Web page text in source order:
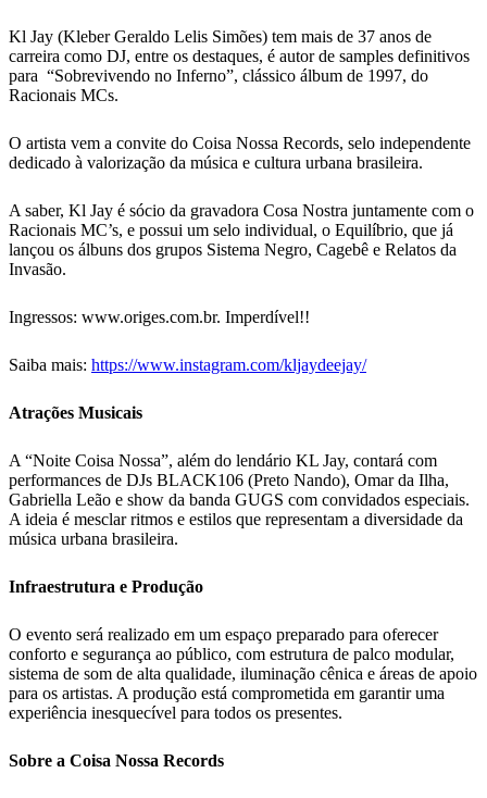
Kl Jay (Kleber Geraldo Lelis Simões) tem mais de 37 anos de
carreira como DJ, entre os destaques, é autor de samples definitivos
para “Sobrevivendo no Inferno”, clássico álbum de 1997, do
Racionais MCs.
O artista vem a convite do Coisa Nossa Records, selo independente
dedicado à valorização da música e cultura urbana brasileira.
A saber, Kl Jay é sócio da gravadora Cosa Nostra juntamente com o
Racionais MC’s, e possui um selo individual, o Equilíbrio, que já
lançou os álbuns dos grupos Sistema Negro, Cagebê e Relatos da
Invasão.
Ingressos: www.origes.com.br. Imperdível!!
Saiba mais: https://www.instagram.com/kljaydeejay/
Atrações Musicais
A “Noite Coisa Nossa”, além do lendário KL Jay, contará com
performances de DJs BLACK106 (Preto Nando), Omar da Ilha,
Gabriella Leão e show da banda GUGS com convidados especiais.
A ideia é mesclar ritmos e estilos que representam a diversidade da
música urbana brasileira.
Infraestrutura e Produção
O evento será realizado em um espaço preparado para oferecer
conforto e segurança ao público, com estrutura de palco modular,
sistema de som de alta qualidade, iluminação cênica e áreas de apoio
para os artistas. A produção está comprometida em garantir uma
experiência inesquecível para todos os presentes.
Sobre a Coisa Nossa Records